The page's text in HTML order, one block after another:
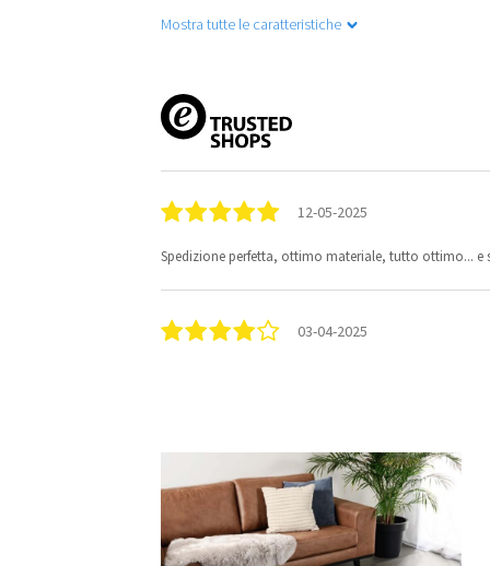
Mostra tutte le caratteristiche
12-05-2025
Spedizione perfetta, ottimo materiale, tutto ottimo... e
03-04-2025